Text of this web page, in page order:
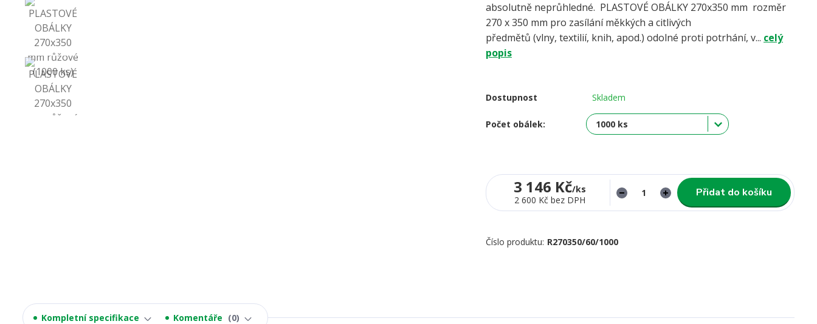
absolutně neprůhledné. PLASTOVÉ OBÁLKY 270x350 mm rozměr
270 x 350 mm pro zasílání měkkých a citlivých
předmětů (vlny, textilií, knih, apod.) odolné proti potrhání, v... celý
popis
Dostupnost Skladem
Počet obálek:
3 146 Kč/ks
2 600 Kč bez DPH
Přidat do košíku
Číslo produktu: R270350/60/1000
Kompletní specifikace Komentáře 0